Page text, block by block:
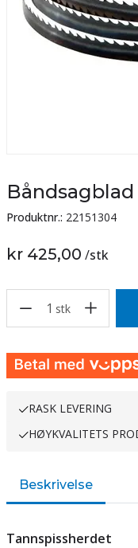
Båndsagblad
Produktnr.: 22151304
kr 425,00 /stk
1 stk
RASK LEVERING
HØYKVALITETS
Beskrivelse
Tannspissherdet